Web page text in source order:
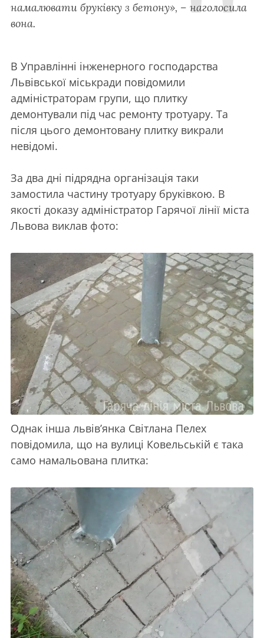
намалювати бруківку з бетону», – наголосила
вона.
В Управлінні інженерного господарства
Львівської міськради повідомили
адміністраторам групи, що плитку
демонтували під час ремонту тротуару. Та
після цього демонтовану плитку викрали
невідомі.
За два дні підрядна організація таки
замостила частину тротуару бруківкою. В
якості доказу адміністратор Гарячої лінії міста
Львова виклав фото:
Однак інша львів’янка Світлана Пелех
повідомила, що на вулиці Ковельській є така
само намальована плитка: